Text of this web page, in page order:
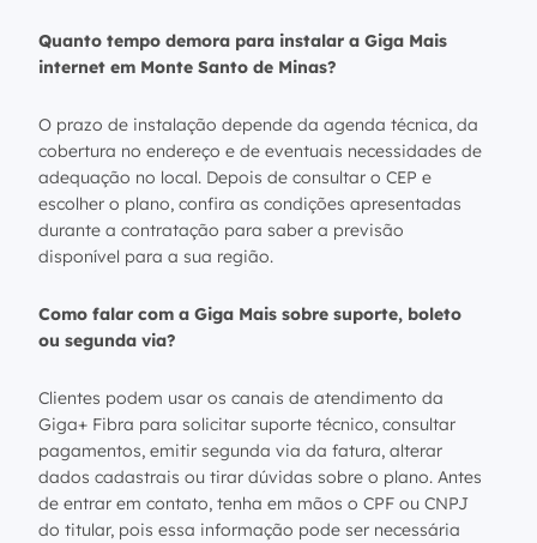
Quanto tempo demora para instalar a Giga Mais
internet em Monte Santo de Minas?
O prazo de instalação depende da agenda técnica, da
cobertura no endereço e de eventuais necessidades de
adequação no local. Depois de consultar o CEP e
escolher o plano, confira as condições apresentadas
durante a contratação para saber a previsão
disponível para a sua região.
Como falar com a Giga Mais sobre suporte, boleto
ou segunda via?
Clientes podem usar os canais de atendimento da
Giga+ Fibra para solicitar suporte técnico, consultar
pagamentos, emitir segunda via da fatura, alterar
dados cadastrais ou tirar dúvidas sobre o plano. Antes
de entrar em contato, tenha em mãos o CPF ou CNPJ
do titular, pois essa informação pode ser necessária